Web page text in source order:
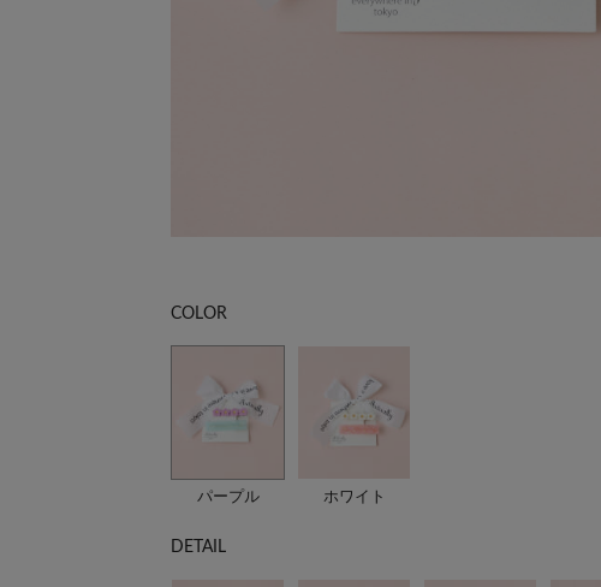
COLOR
パープル ホワイト
DETAIL